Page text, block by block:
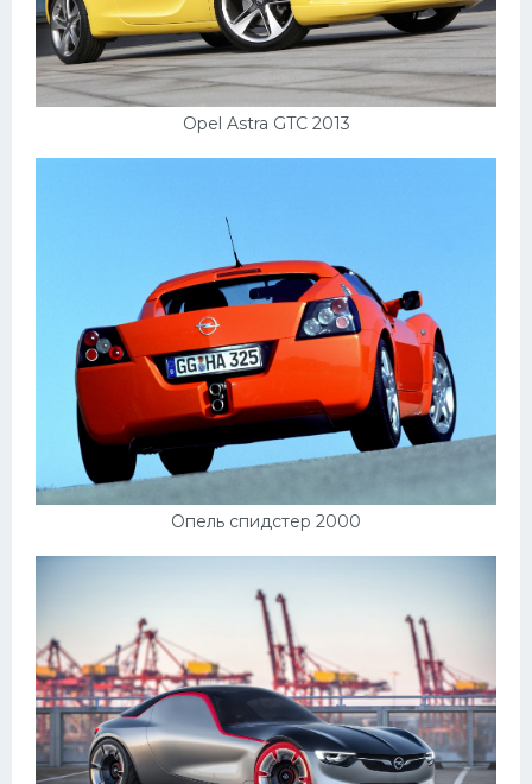
Opel Astra GTC 2013
Опель спидстер 2000
Самокаты
Велосипеды
Рено
Хонда
Грузовики
Шевроле
Поезда
Мотоциклы
Ямаха
Додж